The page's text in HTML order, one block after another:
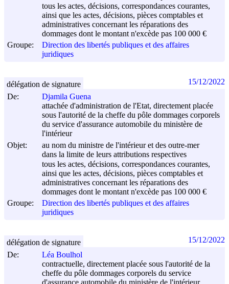
tous les actes, décisions, correspondances courantes,
ainsi que les actes, décisions, pièces comptables et
administratives concernant les réparations des
dommages dont le montant n'excède pas 100 000 €
Groupe:
Direction des libertés publiques et des affaires
juridiques
De:
Djamila Guena
attachée d'administration de l'Etat, directement placée
sous l'autorité de la cheffe du pôle dommages corporels
du service d'assurance automobile du ministère de
l'intérieur
Objet:
au nom du ministre de l'intérieur et des outre-mer
dans la limite de leurs attributions respectives
tous les actes, décisions, correspondances courantes,
ainsi que les actes, décisions, pièces comptables et
administratives concernant les réparations des
dommages dont le montant n'excède pas 100 000 €
Groupe:
Direction des libertés publiques et des affaires
juridiques
délégation de signature 15/12/2022
De:
Léa Boulhol
contractuelle, directement placée sous l'autorité de la
cheffe du pôle dommages corporels du service
délégation de signature 15/12/2022